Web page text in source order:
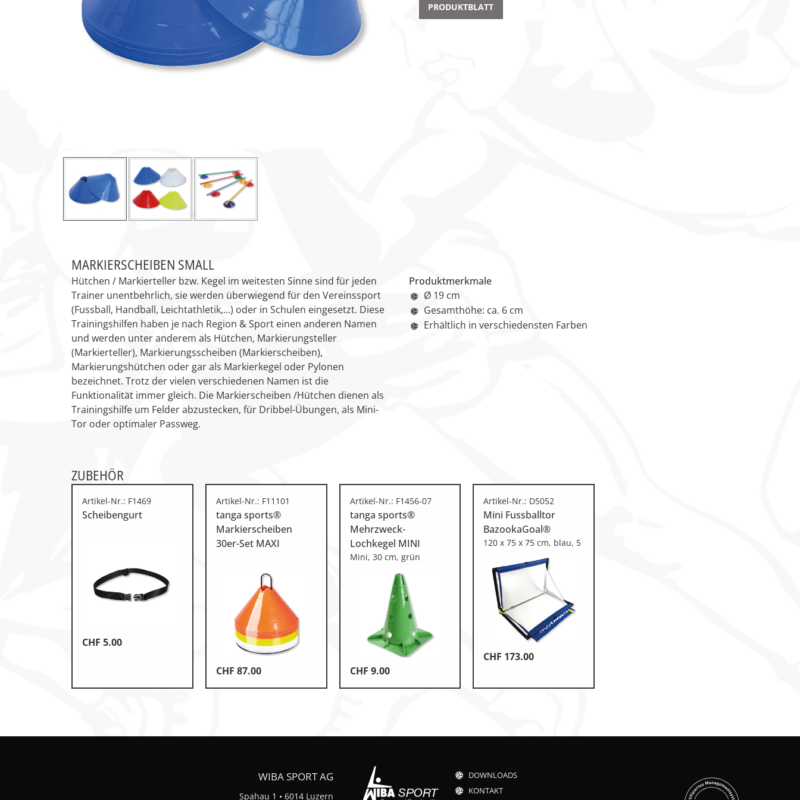
Klettern & Bouldern
Objekteinrichtungen
Therapiebedarf
Training • Vereinsbedarf
Turnen • Gymnastik • Ballett
Volleyball • Beachvolleyball
Zu den Ersatzteilen
Zu den Print Medien
Slide Nr. 1 Slide Nr. 2 Slide Nr. 3
PRODUKTBLATT
MARKIERSCHEIBEN SMALL
Hütchen / Markierteller bzw. Kegel im weitesten Sinne sind für jeden
Trainer unentbehrlich, sie werden überwiegend für den Vereinssport
(Fussball, Handball, Leichtathletik,...) oder in Schulen eingesetzt. Diese
Trainingshilfen haben je nach Region & Sport einen anderen Namen
und werden unter anderem als Hütchen, Markierungsteller
(Markierteller), Markierungsscheiben (Markierscheiben),
Markierungshütchen oder gar als Markierkegel oder Pylonen
bezeichnet. Trotz der vielen verschiedenen Namen ist die
Funktionalität immer gleich. Die Markierscheiben /Hütchen dienen als
Trainingshilfe um Felder abzustecken, für Dribbel-Übungen, als Mini-
Tor oder optimaler Passweg.
Produktmerkmale
Ø 19 cm
Gesamthöhe: ca. 6 cm
Erhältlich in verschiedensten Farben
ZUBEHÖR
Artikel-Nr.: F1469
Scheibengurt
CHF 5.00
Artikel-Nr.: F11101
tanga sports®
Markierscheiben
30er-Set MAXI
CHF 87.00
Artikel-Nr.: F1456-07
tanga sports®
Mehrzweck-
Lochkegel MINI
Mini, 30 cm, grün
CHF 9.00
Artikel-Nr.: D5052
Mini Fussballtor
BazookaGoal®
120 x 75 x 75 cm, blau, 5
CHF 173.00
WIBA SPORT AG
Spahau 1 • 6014 Luzern
DOWNLOADS
KONTAKT